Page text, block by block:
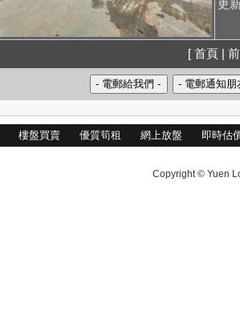
更
[ 首頁 |
樓盤買賣 優質筍租 網上放盤 即時估
Copyright © Yuen